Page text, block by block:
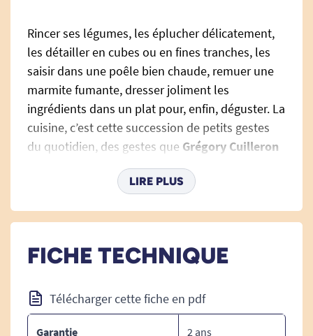
Rincer ses légumes, les éplucher délicatement,
les détailler en cubes ou en fines tranches, les
saisir dans une poêle bien chaude, remuer une
marmite fumante, dresser joliment les
ingrédients dans un plat pour, enfin, déguster. La
cuisine, c’est cette succession de petits gestes
du quotidien, des gestes que Grégory Cuilleron
a toujours réalisé avec une seule main, sans se
poser de questions.
Alors quandSophie Remy, ergothérapeute, lui a
adapté aux personnes n’ayant qu’un bras valide,
cuisine à une main ?
Grégory a imaginé près de 50 recettes
LIRE PLUS
FICHE TECHNIQUE
Télécharger cette fiche en pdf
Garantie 2 ans